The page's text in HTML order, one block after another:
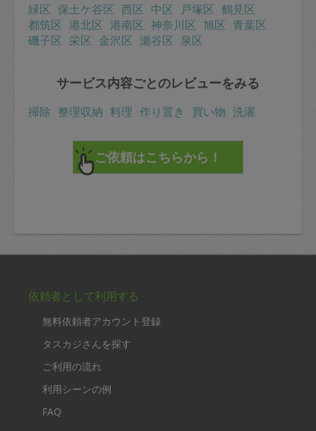
緑区 保土ケ谷区 西区 中区 戸塚区 鶴見区
都筑区 港北区 港南区 神奈川区 旭区 青葉区
磯子区 栄区 金沢区 瀬谷区 泉区
サービス内容ごとのレビューをみる
掃除 整理収納 料理 作り置き 買い物 洗濯
依頼者として利用する
無料依頼者アカウント登録
タスカジさんを探す
ご利用の流れ
利用シーンの例
FAQ